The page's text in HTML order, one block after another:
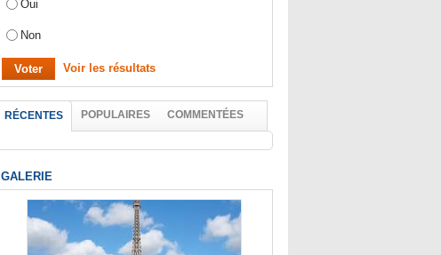
Oui
Non
Voir les résultats
RÉCENTES POPULAIRES COMMENTÉES
GALERIE